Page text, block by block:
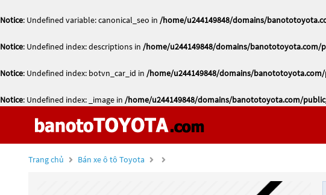
Notice: Undefined variable: canonical_seo in /home/u244149848/domains/
Notice: Undefined index: descriptions in /home/u244149848/domains/banototoyota.com/
Notice: Undefined index: botvn_car_id in /home/u244149848/domains/
Notice: Undefined index: _image in /home/u244149848/domains/banototoyota.com/
Trang chủ Bán xe ô tô Toyota